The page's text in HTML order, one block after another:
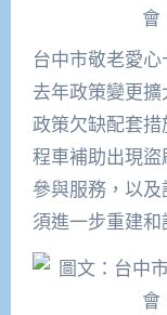
會
台中市敬老愛
去年政策變更擴
政策欠缺配套
程車補助出現
參與服務，以
須進一步重建和